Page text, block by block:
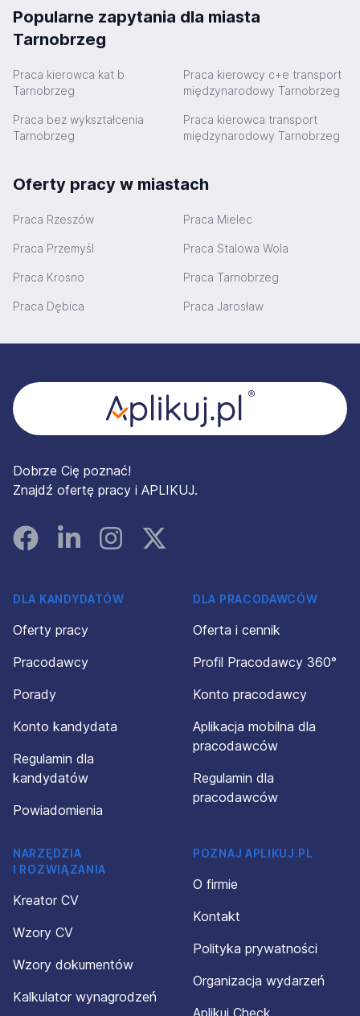
Popularne zapytania dla miasta
Tarnobrzeg
Praca kierowca kat b
Tarnobrzeg
Praca kierowcy c+e transport
międzynarodowy Tarnobrzeg
Praca bez wykształcenia
Tarnobrzeg
Praca kierowca transport
międzynarodowy Tarnobrzeg
Oferty pracy w miastach
Praca Rzeszów Praca Mielec
Praca Przemyśl Praca Stalowa Wola
Praca Krosno Praca Tarnobrzeg
Praca Dębica Praca Jarosław
Dobrze Cię poznać!
Znajdź ofertę pracy i APLIKUJ.
FacebookLinked InInstagramInstagram
DLA KANDYDATÓW
Oferty pracy
Pracodawcy
Porady
Konto kandydata
Regulamin dla
kandydatów
Powiadomienia
DLA PRACODAWCÓW
Oferta i cennik
Profil Pracodawcy 360°
Konto pracodawcy
Aplikacja mobilna dla
pracodawców
Regulamin dla
pracodawców
NARZĘDZIA
I ROZWIĄZANIA
Kreator CV
Wzory CV
Wzory dokumentów
Kalkulator wynagrodzeń
POZNAJ APLIKUJ.PL
O firmie
Kontakt
Polityka prywatności
Organizacja wydarzeń
Aplikuj Check